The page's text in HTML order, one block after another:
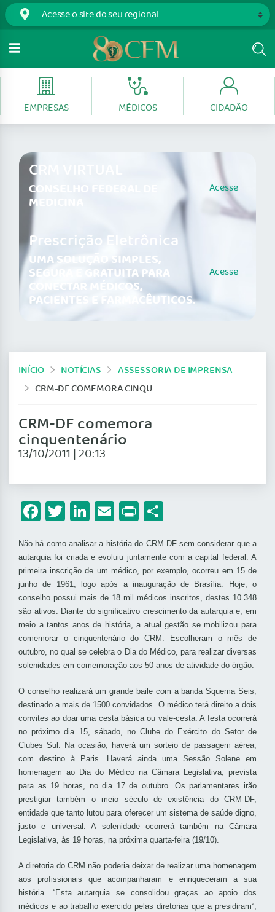
EMPRESAS MÉDICOS CIDADÃO
CRM VIRTUAL
CONSELHO FEDERAL DE
MEDICINA
Acesse
Prescrição Eletrônica
UMA SOLUÇÃO SIMPLES,
SEGURA E GRATUITA PARA
CONECTAR MÉDICOS,
PACIENTES E FARMACÊUTICOS.
Acesse
INÍCIO NOTÍCIAS
ASSESSORIA DE IMPRENSA
CRM-DF COMEMORA CINQUENTENÁRIO
CRM-DF comemora
cinquentenário
13/10/2011 | 20:13
Facebook
Twitter
LinkedIn
Email
Print
Não há como analisar a história do CRM-DF sem considerar que a
autarquia foi criada e evoluiu juntamente com a capital federal. A
primeira inscrição de um médico, por exemplo, ocorreu em 15 de
junho de 1961, logo após a inauguração de Brasília. Hoje, o
conselho possui mais de 18 mil médicos inscritos, destes 10.348
são ativos. Diante do significativo crescimento da autarquia e, em
meio a tantos anos de história, a atual gestão se mobilizou para
comemorar o cinquentenário do CRM. Escolheram o mês de
outubro, no qual se celebra o Dia do Médico, para realizar diversas
solenidades em comemoração aos 50 anos de atividade do órgão.
O conselho realizará um grande baile com a banda Squema Seis,
destinado a mais de 1500 convidados. O médico terá direito a dois
convites ao doar uma cesta básica ou vale-cesta. A festa ocorrerá
no próximo dia 15, sábado, no Clube do Exército do Setor de
Clubes Sul. Na ocasião, haverá um sorteio de passagem aérea,
com destino à Paris. Haverá ainda uma Sessão Solene em
homenagem ao Dia do Médico na Câmara Legislativa, prevista
para as 19 horas, no dia 17 de outubro. Os parlamentares irão
prestigiar também o meio século de existência do CRM-DF,
entidade que tanto lutou para oferecer um sistema de saúde digno,
justo e universal. A solenidade ocorrerá também na Câmara
Legislativa, às 19 horas, na próxima quarta-feira (19/10).
A diretoria do CRM não poderia deixar de realizar uma homenagem
aos profissionais que acompanharam e enriqueceram a sua
história. “Esta autarquia se consolidou graças ao apoio dos
médicos e ao trabalho exercido pelas diretorias que a presidiram“,